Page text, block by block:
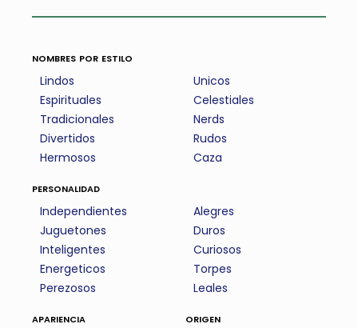
nombres por estilo
Lindos
Espirituales
Tradicionales
Divertidos
Hermosos
Unicos
Celestiales
Nerds
Rudos
Caza
personalidad
Independientes
Juguetones
Inteligentes
Energeticos
Perezosos
Alegres
Duros
Curiosos
Torpes
Leales
apariencia origen